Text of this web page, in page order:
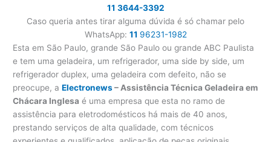
11 3644-3392
Caso queria antes tirar alguma dúvida é só chamar pelo
WhatsApp: 11 96231-1982
Esta em São Paulo, grande São Paulo ou grande ABC Paulista
e tem uma geladeira, um refrigerador, uma side by side, um
refrigerador duplex, uma geladeira com defeito, não se
preocupe, aElectronews– Assistência Técnica Geladeira em
Chácara Inglesa é uma empresa que esta no ramo de
assistência para eletrodomésticos há mais de 40 anos,
prestando serviços de alta qualidade, com técnicos